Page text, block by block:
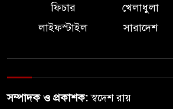
ফিচার খেলাধুলা
লাইফস্টাইল
সারাদেশ
সম্পাদক ও প্রকাশক:স্বদেশ রায়